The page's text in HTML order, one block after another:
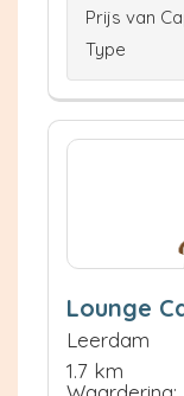
Prijs van
Type
Lounge
Leerdam
1.7 km